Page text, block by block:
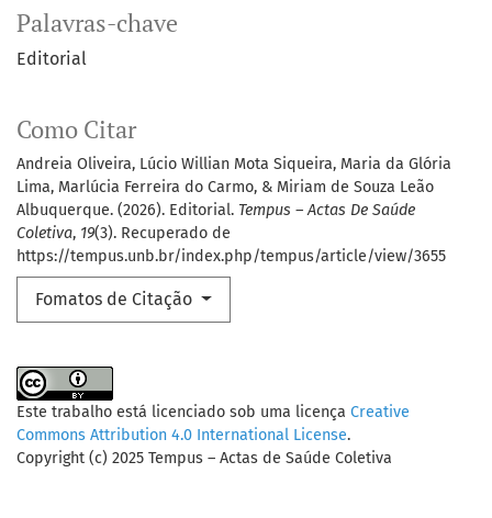
Palavras-chave
Editorial
Como Citar
Andreia Oliveira, Lúcio Willian Mota Siqueira, Maria da Glória
Lima, Marlúcia Ferreira do Carmo, & Miriam de Souza Leão
Albuquerque. (2026). Editorial. Tempus – Actas De Saúde
Coletiva, 19(3). Recuperado de
https://tempus.unb.br/index.php/tempus/article/view/3655
Fomatos de Citação
Este trabalho está licenciado sob uma licença Creative
Commons Attribution 4.0 International License.
Copyright (c) 2025 Tempus – Actas de Saúde Coletiva